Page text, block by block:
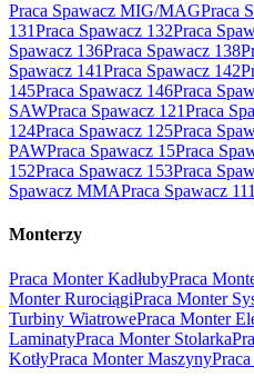
Praca Spawacz MIG/MAGPraca
131Praca Spawacz 132Praca
Spawacz 136Praca Spawacz 138
Spawacz 141Praca Spawacz 142
145Praca Spawacz 146Praca
SAWPraca Spawacz 121Praca
124Praca Spawacz 125Praca
PAWPraca Spawacz 15Praca
152Praca Spawacz 153Praca
Spawacz MMAPraca Spawacz 111
Monterzy
Praca Monter KadłubyPraca
Monter RurociągiPraca Monter
Turbiny WiatrowePraca Monter
LaminatyPraca Monter Stolarka
KotłyPraca Monter Maszyny